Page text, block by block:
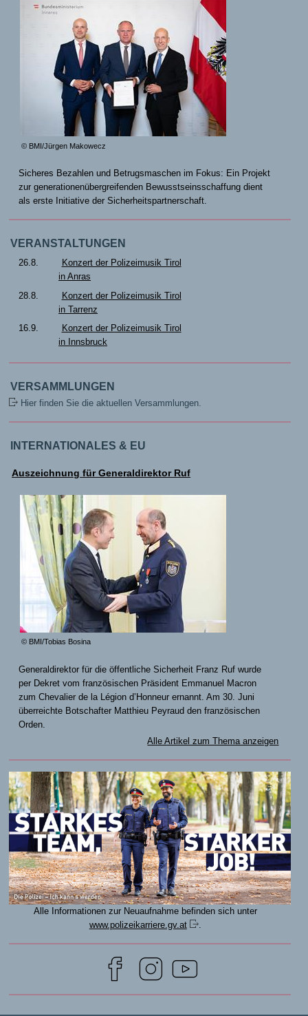
© BMI/Jürgen Makowecz
Sicheres Bezahlen und Betrugsmaschen im Fokus: Ein Projekt
zur generationenübergreifenden Bewusstseinsschaffung dient
als erste Initiative der Sicherheitspartnerschaft.
VERANSTALTUNGEN
26.8.
Konzert der Polizeimusik Tirol
in Anras
28.8.
Konzert der Polizeimusik Tirol
in Tarrenz
16.9.
Konzert der Polizeimusik Tirol
in Innsbruck
VERSAMMLUNGEN
Hier finden Sie die aktuellen Versammlungen.
INTERNATIONALES & EU
Auszeichnung für Generaldirektor Ruf
© BMI/Tobias Bosina
Generaldirektor für die öffentliche Sicherheit Franz Ruf wurde
per Dekret vom französischen Präsident Emmanuel Macron
zum Chevalier de la Légion d’Honneur ernannt. Am 30. Juni
überreichte Botschafter Matthieu Peyraud den französischen
Orden.
Alle Artikel zum Thema anzeigen
Alle Informationen zur Neuaufnahme befinden sich unter
www.polizeikarriere.gv.at
.